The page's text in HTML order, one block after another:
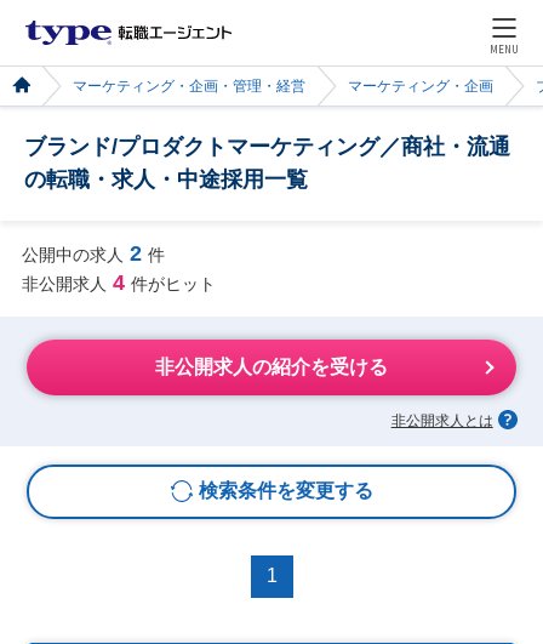
MENU
マーケティング・企画・管理・経営 マーケティング・企画
ブランド/プロダクトマーケティング／商社・流通
の転職・求人・中途採用一覧
公開中の求人 2 件
非公開求人 4 件がヒット
非公開求人の紹介を受ける
非公開求人とは
検索条件を変更する
1